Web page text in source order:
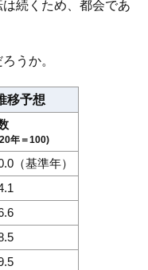
続くため、都会であ
うか。
移予想
年＝100)
（基準年）